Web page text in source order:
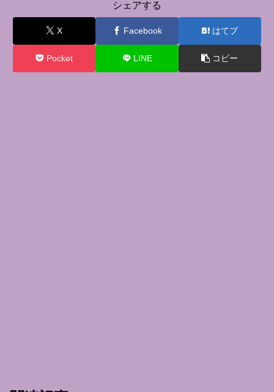
シェアする
X Facebook はてブ
Pocket LINE コピー